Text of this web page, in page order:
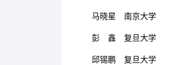
马晓星 南京大学
彭 鑫 复旦大学
邱锡鹏 复旦大学